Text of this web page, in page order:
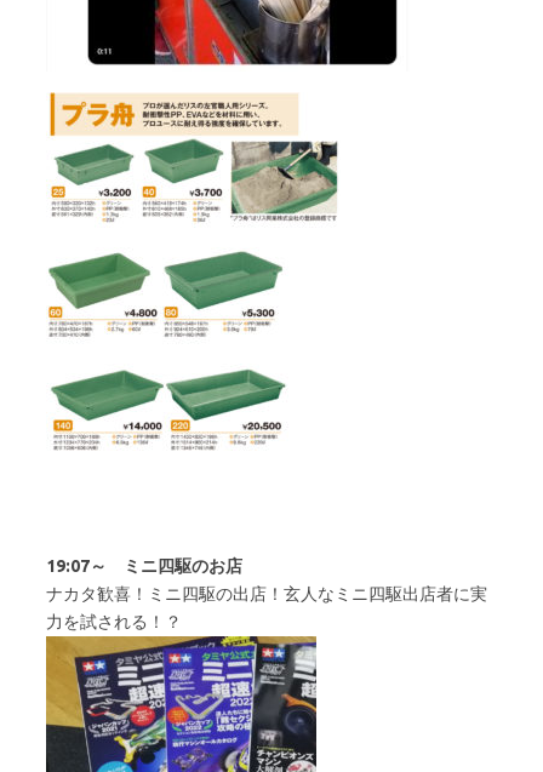
19:07～ ミニ四駆のお店
ナカタ歓喜！ミニ四駆の出店！玄人なミニ四駆出店者に実
力を試される！？